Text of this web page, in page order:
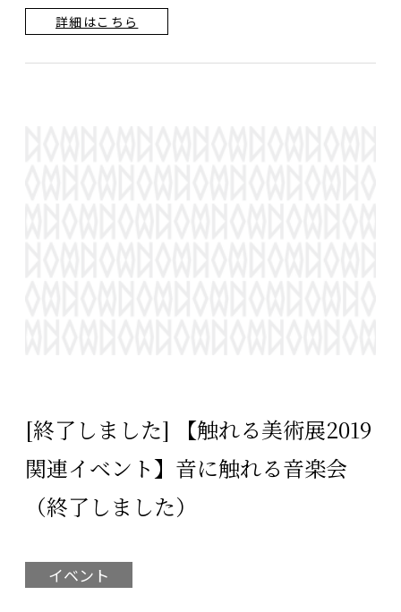
詳細はこちら
[終了しました] 【触れる美術展2019
関連イベント】音に触れる音楽会
（終了しました）
イベント